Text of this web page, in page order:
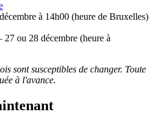
à 14h00 (heure de Bruxelles)
ou 28 décembre (heure à
sont susceptibles de changer. Toute
à l'avance.